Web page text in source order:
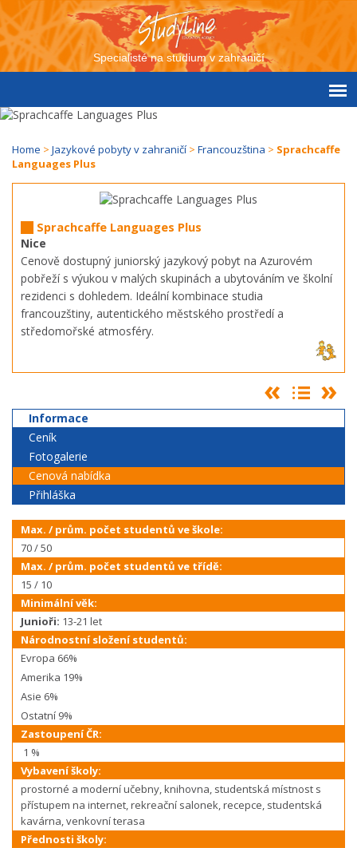
Specialisté na studium v zahraničí
Home > Jazykové pobyty v zahraničí > Francouzština > Sprachcaffe
Languages Plus
Sprachcaffe Languages Plus
Nice
Cenově dostupný juniorský jazykový pobyt na Azurovém
pobřeží s výukou v malých skupinách a ubytováním ve školní
rezidenci s dohledem. Ideální kombinace studia
francouzštiny, autentického městského prostředí a
středomořské atmosféry.
Informace
Ceník
Fotogalerie
Cenová nabídka
Přihláška
Max. / prům. počet studentů ve škole:
70 / 50
Max. / prům. počet studentů ve třídě:
15 / 10
Minimální věk:
Junioři: 13-21 let
Národnostní složení studentů:
Evropa 66%
Amerika 19%
Asie 6%
Ostatní 9%
Zastoupení ČR:
1 %
Vybavení školy:
prostorné a moderní učebny, knihovna, studentská místnost s
přístupem na internet, rekreační salonek, recepce, studentská
kavárna, venkovní terasa
Přednosti školy: